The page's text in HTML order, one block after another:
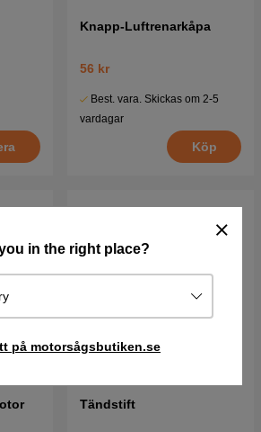
in the right place?
på motorsågsbutiken.se
Knapp-Luftrenarkåpa
56 kr
Best. vara. Skickas om 2-5
vardagar
Köp
Tändstift